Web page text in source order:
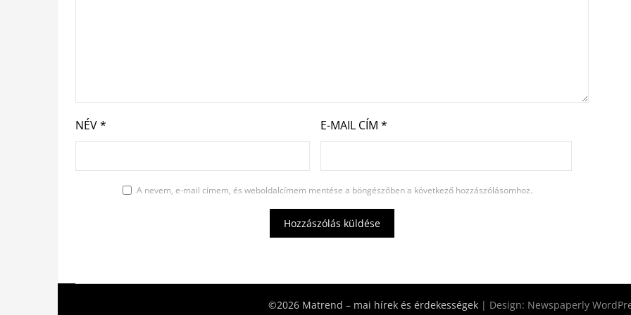
NÉV* E-MAIL CÍM *
A nevem, e-mail címem, és weboldalcímem mentése a böngészőben a következő hozzászólásomhoz.
©2026 Matrend – mai hírek és érdekességek | Design: Newspaperly